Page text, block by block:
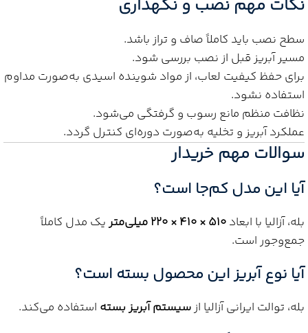
نکات مهم نصب و نگهداری
سطح نصب باید کاملاً صاف و تراز باشد.
مسیر آبریز قبل از نصب بررسی شود.
برای حفظ کیفیت لعاب، از مواد شوینده اسیدی به‌صورت مداوم
استفاده نشود.
نظافت منظم مانع رسوب و گرفتگی می‌شود.
عملکرد آبریز و تخلیه به‌صورت دوره‌ای کنترل گردد.
سوالات مهم خریدار
آیا این مدل کم‌جا است؟
بله، آزالیا با ابعاد۵۱۰ × ۴۱۰ × ۲۲۰ میلی‌متر
یک مدل کاملاً
جمع‌وجور است.
آیا نوع آبریز این محصول بسته است؟
بله، توالت ایرانی آزالیا ازسیستم آبریز بسته استفاده می‌کند.